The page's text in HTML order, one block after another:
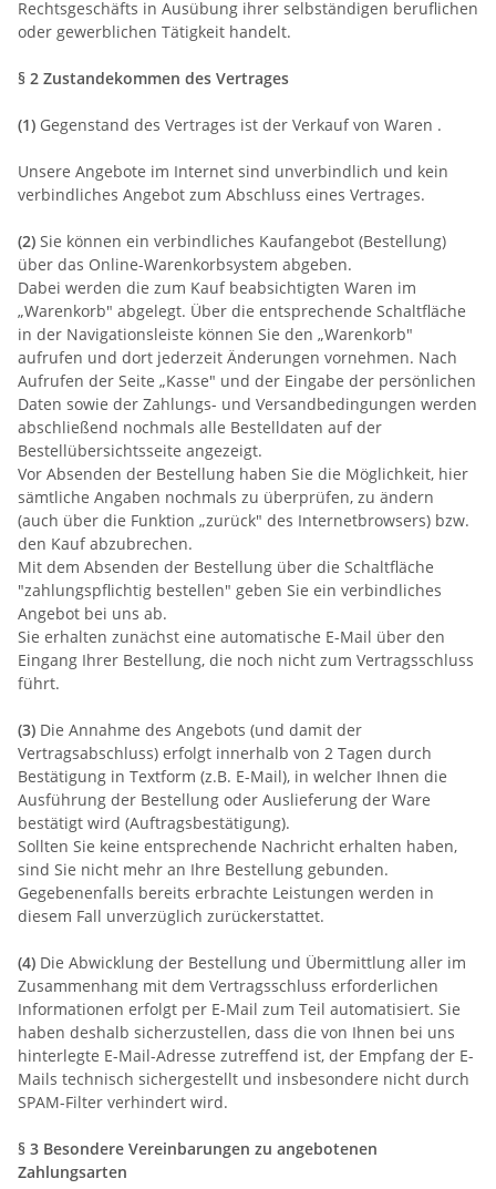
Rechtsgeschäfts in Ausübung ihrer selbständigen beruflichen
oder gewerblichen Tätigkeit handelt.
§ 2 Zustandekommen des Vertrages
(1) Gegenstand des Vertrages ist der Verkauf von Waren .
Unsere Angebote im Internet sind unverbindlich und kein
verbindliches Angebot zum Abschluss eines Vertrages.
(2) Sie können ein verbindliches Kaufangebot (Bestellung)
über das Online-Warenkorbsystem abgeben.
Dabei werden die zum Kauf beabsichtigten Waren im
„Warenkorb" abgelegt. Über die entsprechende Schaltfläche
in der Navigationsleiste können Sie den „Warenkorb"
aufrufen und dort jederzeit Änderungen vornehmen. Nach
Aufrufen der Seite „Kasse" und der Eingabe der persönlichen
Daten sowie der Zahlungs- und Versandbedingungen werden
abschließend nochmals alle Bestelldaten auf der
Bestellübersichtsseite angezeigt.
Vor Absenden der Bestellung haben Sie die Möglichkeit, hier
sämtliche Angaben nochmals zu überprüfen, zu ändern
(auch über die Funktion „zurück" des Internetbrowsers) bzw.
den Kauf abzubrechen.
Mit dem Absenden der Bestellung über die Schaltfläche
"zahlungspflichtig bestellen" geben Sie ein verbindliches
Angebot bei uns ab.
Sie erhalten zunächst eine automatische E-Mail über den
Eingang Ihrer Bestellung, die noch nicht zum Vertragsschluss
führt.
(3) Die Annahme des Angebots (und damit der
Vertragsabschluss) erfolgt innerhalb von 2 Tagen durch
Bestätigung in Textform (z.B. E-Mail), in welcher Ihnen die
Ausführung der Bestellung oder Auslieferung der Ware
bestätigt wird (Auftragsbestätigung).
Sollten Sie keine entsprechende Nachricht erhalten haben,
sind Sie nicht mehr an Ihre Bestellung gebunden.
Gegebenenfalls bereits erbrachte Leistungen werden in
diesem Fall unverzüglich zurückerstattet.
(4) Die Abwicklung der Bestellung und Übermittlung aller im
Zusammenhang mit dem Vertragsschluss erforderlichen
Informationen erfolgt per E-Mail zum Teil automatisiert. Sie
haben deshalb sicherzustellen, dass die von Ihnen bei uns
hinterlegte E-Mail-Adresse zutreffend ist, der Empfang der E-
Mails technisch sichergestellt und insbesondere nicht durch
SPAM-Filter verhindert wird.
§ 3 Besondere Vereinbarungen zu angebotenen
Zahlungsarten